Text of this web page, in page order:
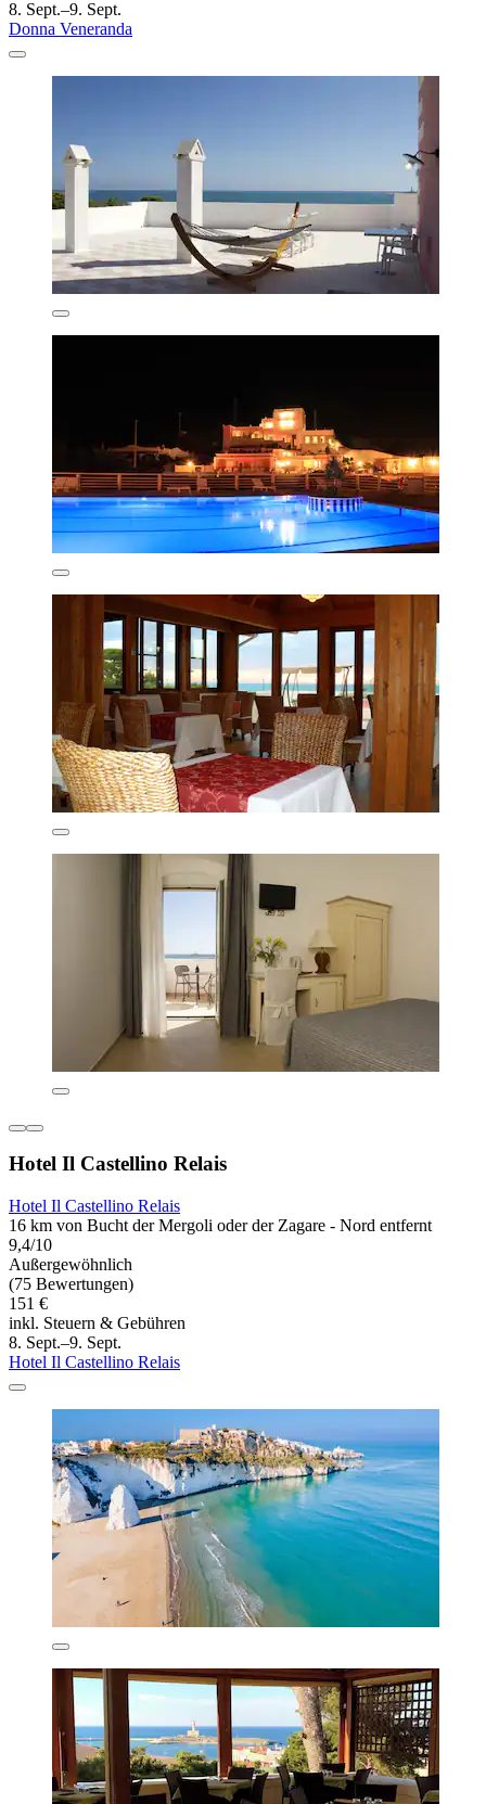
8. Sept.–9. Sept.
Donna Veneranda
Hotel Il Castellino Relais
Hotel Il Castellino Relais
16 km von Bucht der Mergoli oder der Zagare - Nord entfernt
9,4/10
Außergewöhnlich
(75 Bewertungen)
151 €
inkl. Steuern & Gebühren
8. Sept.–9. Sept.
Hotel Il Castellino Relais